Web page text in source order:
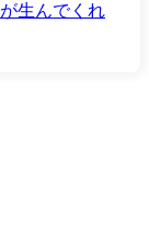
生んでくれ